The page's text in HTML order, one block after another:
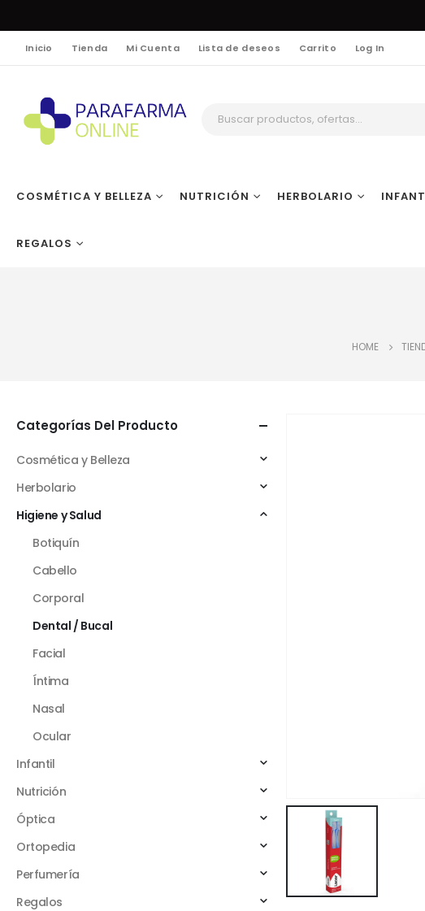
Inicio Tienda Mi Cuenta Lista de deseos Carrito Log In
COSMÉTICA Y BELLEZA NUTRICIÓN HERBOLARIO
REGALOS
HOME
Categorías Del Producto
Cosmética y Belleza
Herbolario
Higiene y Salud
Botiquín
Cabello
Corporal
Dental / Bucal
Facial
Íntima
Nasal
Ocular
Infantil
Nutrición
Óptica
Ortopedia
Perfumería
Regalos